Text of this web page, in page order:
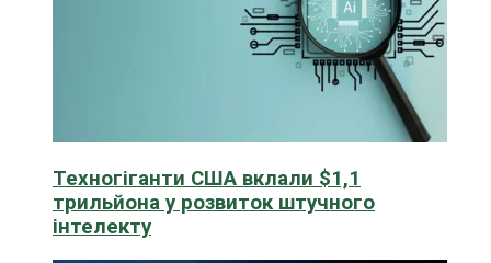
Техногіганти США вклали $1,1
трильйона у розвиток штучного
інтелекту